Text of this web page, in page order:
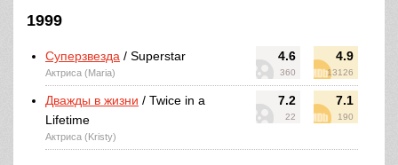
1999
4.6
360
4.9
13126
Суперзвезда / Superstar
Актриса (Maria)
7.2
22
7.1
190
Дважды в жизни / Twice in a
Lifetime
Актриса (Kristy)